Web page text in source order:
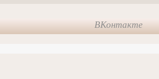
ВКонтакте